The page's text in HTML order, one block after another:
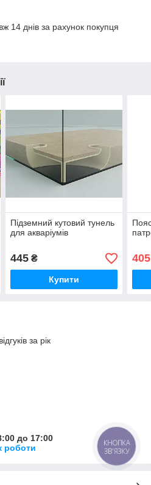
14 днів за рахунок покупця
Підземний кутовий тунель
для акваріумів
445₴
Купити
405
за рік
до 17:00
роботи
КНОПКА
ЗВ'ЯЗКУ